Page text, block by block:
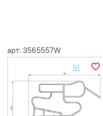
арт: 3565557W